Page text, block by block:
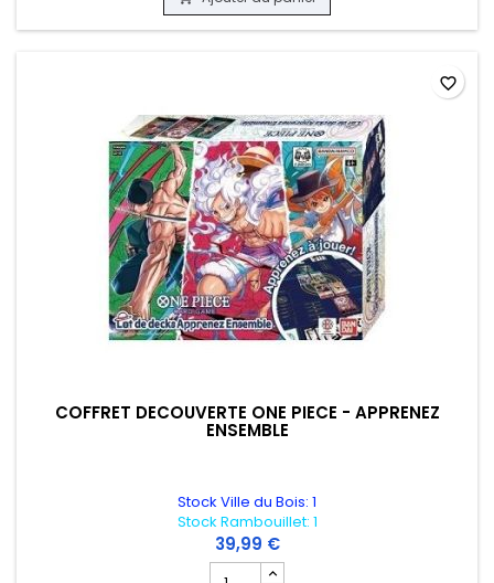
COFFRET DECOUVERTE ONE PIECE - APPRENEZ
ENSEMBLE
Stock Ville du Bois: 1
Stock Rambouillet: 1
39,99 €
Champ quantité du produit COFFRET
favorite_border